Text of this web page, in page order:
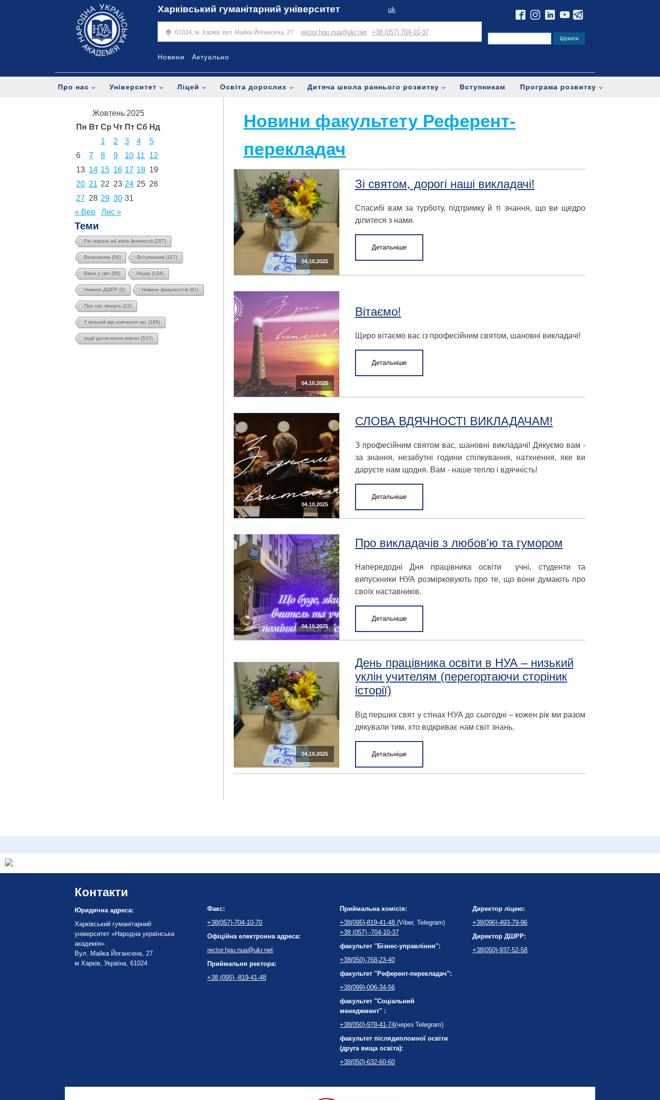
Харківський гуманітарний університет uk
61024, м. Харків, вул. Майка Йогансена, 27 rector.hgu.nua@ukr.net +38 (057) 704-10-37
Новини Актуально
Про нас Університет Ліцей Освіта дорослих Дитяча школа раннього розвитку Вступникам Програма розвитку
Жовтень 2025
Пн Вт Ср Чт Пт Сб Нд
1
2 3 4
5
6
7 8 9 10 11
12
13 14 15 16 17 18 19
20 21 22 23 24 25 26
27 28 29 30 31
« Вер
Лис »
Теми
Per aspera ad astra (вчимося) (287)
Випускники (54) Вступникам (117)
Вікно у світ (56) Наука (134)
Новини ДШРР (2) Новини факультетів (91)
Про нас пишуть (22)
У вільний від навчання час (188)
події досягнення ювілеї (537)
Новини факультету Референт-
перекладач
04.10.2025
Зі святом, дорогі наші викладачі!
Спасибі вам за турботу, підтримку й ті знання, що ви щедро
ділитеся з нами.
Детальніше
04.10.2025
Вітаємо!
Щиро вітаємо вас із професійним святом, шановні викладачі!
Детальніше
04.10.2025
СЛОВА ВДЯЧНОСТІ ВИКЛАДАЧАМ!
З професійним святом вас, шановні викладачі! Дякуємо вам -
за знання, незабутні години спілкування, натхнення, яке ви
даруєте нам щодня. Вам - наше тепло і вдячність!
Детальніше
04.10.2025
Про викладачів з любов'ю та гумором
Напередодні Дня працівника освіти учні, студенти та
випускники НУА розмірковують про те, що вони думають про
своїх наставників.
Детальніше
04.10.2025
День працівника освіти в НУА – низький
уклін учителям (перегортаючи сторіник
історії)
Від перших свят у стінах НУА до сьогодні – кожен рік ми разом
дякували тим, хто відкриває нам світ знань.
Детальніше
Контакти
Юридична адреса:
Харківський гуманітарний
університет «Народна українська
академія»
Вул. Майка Йогансена, 27
м Харків, Україна, 61024
Факс:
+38(057)-704-10-70
Офіційна електронна адреса:
rector.hgu.nua@ukr.net
Приймальня ректора:
+38 (095) -819-41-48
Приймальна комісія:
+38(095)-819-41-48 (Viber, Telegram)
+38 (057) -704-10-37
факультет "Бізнес-управління":
+38(050)-768-23-40
факультет "Референт-перекладач":
+38(099)-006-34-56
факультет "Соціальний
менеджмент" :
+38(050)-978-41-74(через Telegram)
факультет післядипломної освіти
(друга вища освіта):
+38(050)-632-60-60
Директор ліцею:
+38(096)-493-79-96
Директор ДШРР:
+38(050)-937-52-58